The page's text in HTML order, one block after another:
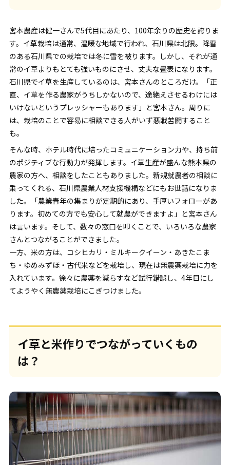
宮本農産は健一さんで5代目にあたり、100年余りの歴史を誇りま
す。イ草栽培は通常、温暖な地域で行われ、石川県は北限。降雪
のある石川県での栽培では冬に雪を被ります。しかし、それが通
常のイ草よりもとても強いものにさせ、丈夫な畳表になります。
石川県でイ草を生産しているのは、宮本さんのところだけ。「正
直、イ草を作る農家がうちしかないので、途絶えさせるわけには
いけないというプレッシャーもあります」と宮本さん。周りに
は、栽培のことで容易に相談できる人がいず悪戦苦闘すること
も。
そんな時、ホテル時代に培ったコミュニケーション力や、持ち前
のポジティブな行動力が発揮します。イ草生産が盛んな熊本県の
農家の方へ、相談をしたこともありました。新規就農者の相談に
乗ってくれる、石川県農業人材支援機構などにもお世話になりま
した。「農業青年の集まりが定期的にあり、手厚いフォローがあ
ります。初めての方でも安心して就農ができますよ」と宮本さん
は言います。そして、数々の窓口を叩くことで、いろいろな農家
さんとつながることができました。
一方、米の方は、コシヒカリ・ミルキークイーン・あきたこま
ち・ゆめみずほ・古代米などを栽培し、現在は無農薬栽培に力を
入れています。徐々に農薬を減らすなど試行錯誤し、4年目にし
てようやく無農薬栽培にこぎつけました。
イ草と米作りでつながっていくもの
は？